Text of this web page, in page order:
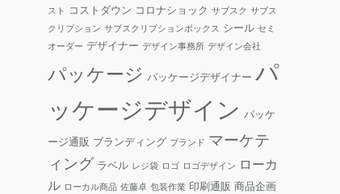
スト
コストダウン コロナショック サブスク サブス
クリプション サブスクリプションボックス シール セミ
オーダー デザイナー デザイン事務所 デザイン会社
パッケージ パッケージデザイナー パ
ッケージデザイン パッケ
ージ通販 ブランディング ブランド マーケテ
ィング ラベル レジ袋 ロゴ ロゴデザイン
ローカ
ル ローカル商品 佐藤卓 包装作業 印刷通販 商品企画